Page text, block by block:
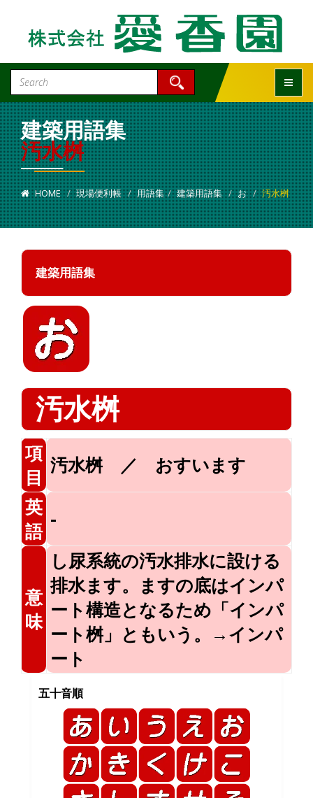
建築用語集
汚水桝
HOME 現場便利帳 用語集 建築用語集 お 汚水桝
建築用語集
汚水桝
項
目
汚水桝 ／ おすいます
英
語
-
意
味
し尿系統の汚水排水に設ける
排水ます。ますの底はインパ
ート構造となるため「インパ
ート桝」ともいう。→インパ
ート
五十音順